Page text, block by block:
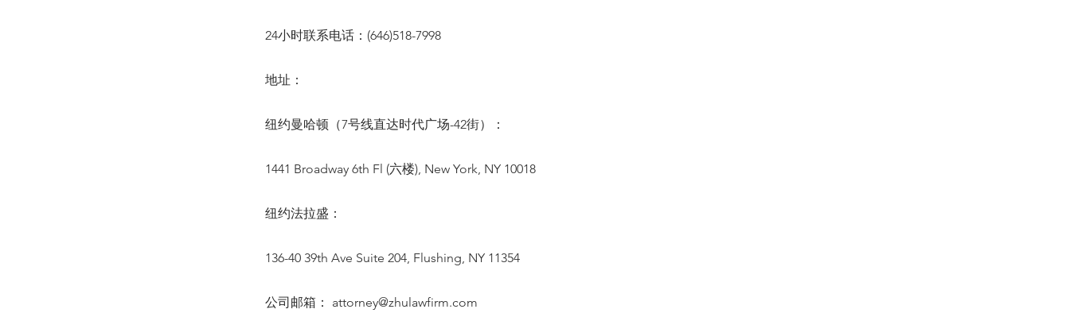
24小时联系电话：(646)518-7998
地址：
纽约曼哈顿（7号线直达时代广场-42街）：
1441 Broadway 6th Fl (六楼), New York, NY 10018
纽约法拉盛：
136-40 39th Ave Suite 204, Flushing, NY 11354
公司邮箱： attorney@zhulawfirm.com